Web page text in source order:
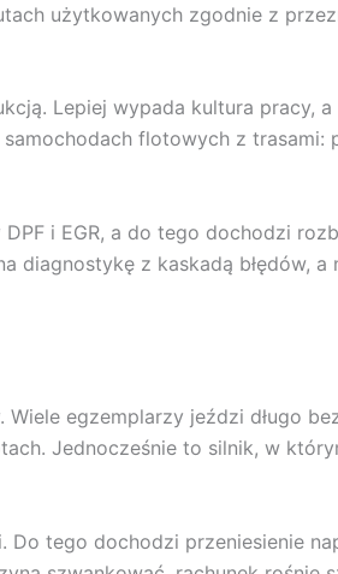
użytkowanych zgodnie z
Lepiej wypada kultura pracy, a
flotowych z trasami:
i EGR, a do tego dochodzi
diagnostykę z kaskadą błędów, a
egzemplarzy jeździ długo
Jednocześnie to silnik, w
tego dochodzi przeniesienie